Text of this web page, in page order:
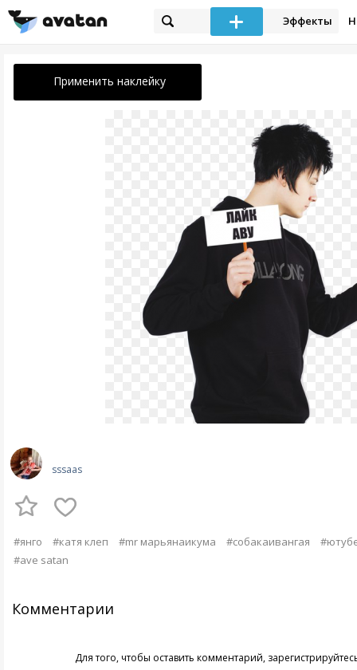
Эффекты
Применить наклейку
sssaas
#янго #катя клеп #mr марьянаикума #собакаивангая
#ave satan
Комментарии
Для того, чтобы оставить комментарий,